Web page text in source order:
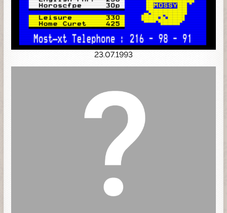
23.07.1993